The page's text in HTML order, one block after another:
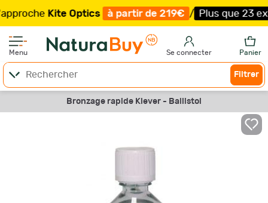
Kite Optics à partir de 219€ / Plus que 23
Menu Se connecter Panier
Filtrer
Bronzage rapide Klever - Ballistol